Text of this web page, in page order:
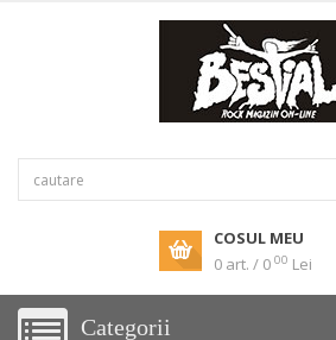
COSUL MEU
0 art. / 0 00 Lei
Categorii